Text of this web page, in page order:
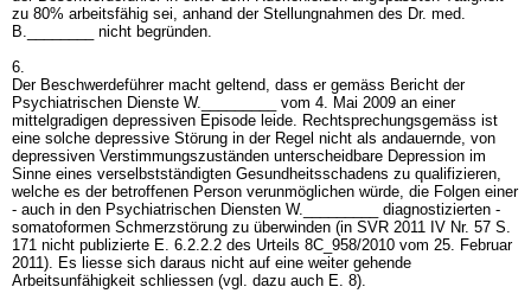
zu 80% arbeitsfähig sei, anhand der Stellungnahmen des Dr. med.
B.________ nicht begründen.
6.
Der Beschwerdeführer macht geltend, dass er gemäss Bericht der
Psychiatrischen Dienste W._________ vom 4. Mai 2009 an einer
mittelgradigen depressiven Episode leide. Rechtsprechungsgemäss ist
eine solche depressive Störung in der Regel nicht als andauernde, von
depressiven Verstimmungszuständen unterscheidbare Depression im
Sinne eines verselbstständigten Gesundheitsschadens zu qualifizieren,
welche es der betroffenen Person verunmöglichen würde, die Folgen einer
- auch in den Psychiatrischen Diensten W._________ diagnostizierten -
somatoformen Schmerzstörung zu überwinden (in SVR 2011 IV Nr. 57 S.
171 nicht publizierte E. 6.2.2.2 des Urteils 8C_958/2010 vom 25. Februar
2011). Es liesse sich daraus nicht auf eine weiter gehende
Arbeitsunfähigkeit schliessen (vgl. dazu auch E. 8).